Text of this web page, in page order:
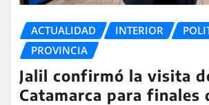
ACTUALIDAD INTERIOR
PROVINCIA
Jalil confirmó la visita
Catamarca para finales